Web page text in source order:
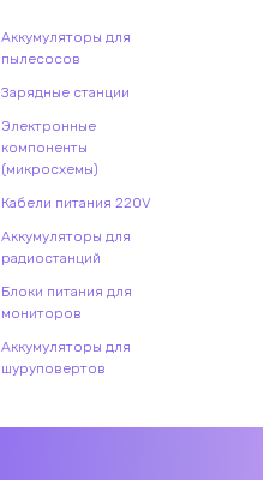
Аккумуляторы для
пылесосов
Зарядные станции
Электронные
компоненты
(микросхемы)
Кабели питания 220V
Аккумуляторы для
радиостанций
Блоки питания для
мониторов
Аккумуляторы для
шуруповертов